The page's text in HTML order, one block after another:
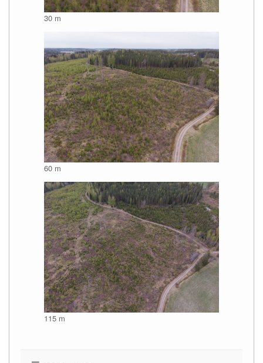
30 m
60 m
115 m